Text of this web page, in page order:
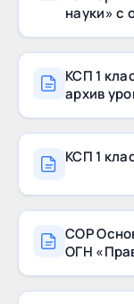
науки» с
КСП 1
архив
КСП 1
СОР
ОГН